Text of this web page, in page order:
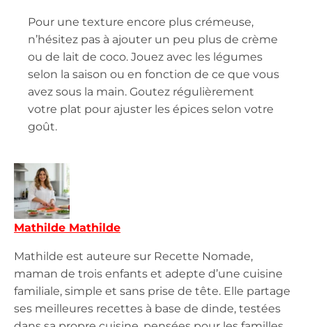
Pour une texture encore plus crémeuse,
n’hésitez pas à ajouter un peu plus de crème
ou de lait de coco. Jouez avec les légumes
selon la saison ou en fonction de ce que vous
avez sous la main. Goutez régulièrement
votre plat pour ajuster les épices selon votre
goût.
Mathilde Mathilde
Mathilde est auteure sur Recette Nomade,
maman de trois enfants et adepte d’une cuisine
familiale, simple et sans prise de tête. Elle partage
ses meilleures recettes à base de dinde, testées